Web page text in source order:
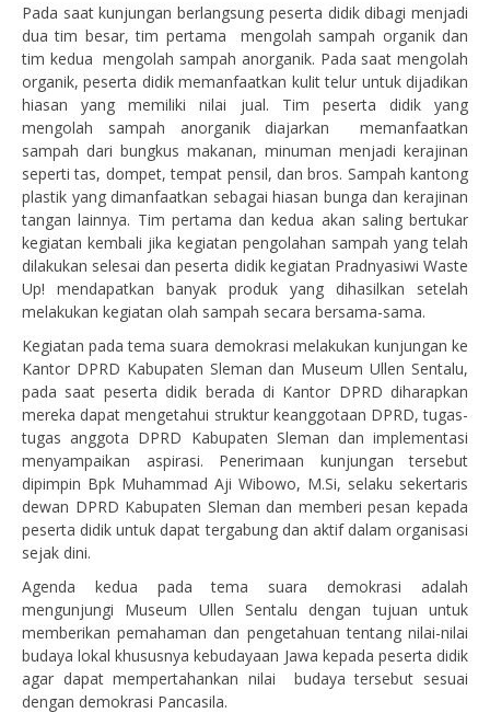
Pada saat kunjungan berlangsung peserta didik dibagi menjadi
dua tim besar, tim pertama mengolah sampah organik dan
tim kedua mengolah sampah anorganik. Pada saat mengolah
organik, peserta didik memanfaatkan kulit telur untuk dijadikan
hiasan yang memiliki nilai jual. Tim peserta didik yang
mengolah sampah anorganik diajarkan memanfaatkan
sampah dari bungkus makanan, minuman menjadi kerajinan
seperti tas, dompet, tempat pensil, dan bros. Sampah kantong
plastik yang dimanfaatkan sebagai hiasan bunga dan kerajinan
tangan lainnya. Tim pertama dan kedua akan saling bertukar
kegiatan kembali jika kegiatan pengolahan sampah yang telah
dilakukan selesai dan peserta didik kegiatan Pradnyasiwi Waste
Up! mendapatkan banyak produk yang dihasilkan setelah
melakukan kegiatan olah sampah secara bersama-sama.
Kegiatan pada tema suara demokrasi melakukan kunjungan ke
Kantor DPRD Kabupaten Sleman dan Museum Ullen Sentalu,
pada saat peserta didik berada di Kantor DPRD diharapkan
mereka dapat mengetahui struktur keanggotaan DPRD, tugas-
tugas anggota DPRD Kabupaten Sleman dan implementasi
menyampaikan aspirasi. Penerimaan kunjungan tersebut
dipimpin Bpk Muhammad Aji Wibowo, M.Si, selaku sekertaris
dewan DPRD Kabupaten Sleman dan memberi pesan kepada
peserta didik untuk dapat tergabung dan aktif dalam organisasi
sejak dini.
Agenda kedua pada tema suara demokrasi adalah
mengunjungi Museum Ullen Sentalu dengan tujuan untuk
memberikan pemahaman dan pengetahuan tentang nilai-nilai
budaya lokal khususnya kebudayaan Jawa kepada peserta didik
agar dapat mempertahankan nilai budaya tersebut sesuai
dengan demokrasi Pancasila.